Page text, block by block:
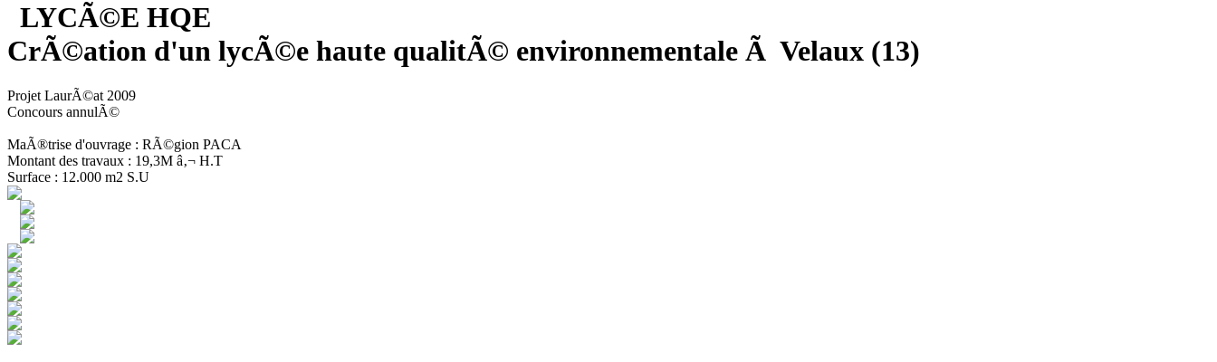
LYCÃ©E HQE
CrÃ©ation d'un lycÃ©e haute qualitÃ© environnementale Ã Velaux (13)
Projet LaurÃ©at 2009
Concours annulÃ©
MaÃ®trise d'ouvrage : RÃ©gion PACA
Montant des travaux : 19,3M â‚¬ H.T
Surface : 12.000 m2 S.U